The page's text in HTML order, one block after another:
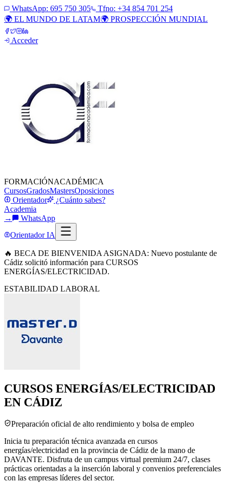
WhatsApp: 695 750 305
Tfno: +34 854 701 254
🌍 EL MUNDO DE LATAM🌍 PROSPECCIÓN MUNDIAL
Acceder
FORMACIÓNACADÉMICA
CursosGradosMastersOposiciones
Orientador
¿Cuánto sabes?
Academia
→
WhatsApp
Orientador IA
🔥 BECA DE BIENVENIDA ASIGNADA: Nuevo postulante de
Cádiz solicitó información para CURSOS
ENERGÍAS/ELECTRICIDAD.
ESTABILIDAD LABORAL
CURSOS ENERGÍAS/ELECTRICIDAD
EN CÁDIZ
Preparación oficial de alto rendimiento y bolsa de empleo
Inicia tu preparación técnica avanzada en cursos
energías/electricidad en la provincia de Cádiz de la mano de
DAVANTE. Disfruta de un campus virtual premium 24/7, clases
prácticas orientadas a la inserción laboral y convenios preferenciales
con las empresas líderes del sector.